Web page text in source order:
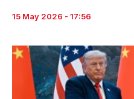
15 May 2026 - 17:56